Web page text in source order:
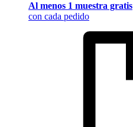
Al menos 1 muestra gratis
con cada pedido